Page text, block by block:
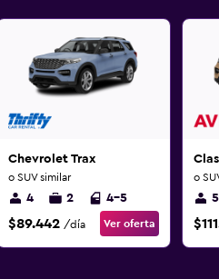
Chevrolet Trax
o SUV similar
4 2 4-5
$89.442 /día Ver oferta
o
5